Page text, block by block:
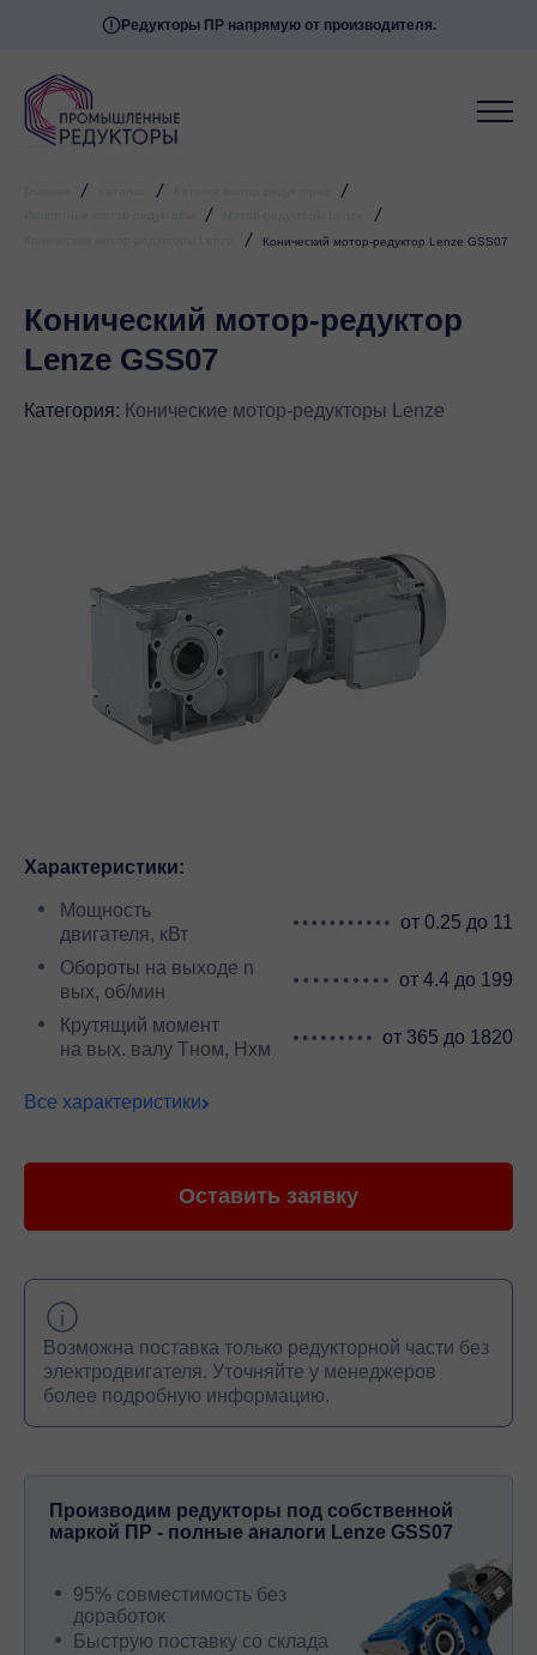
Редукторы ПР напрямую от производителя.
/ / /
/ /
/ Конический мотор-редуктор Lenze GSS07
Конический мотор-редуктор
Lenze GSS07
Категория: Конические мотор-редукторы Lenze
Характеристики:
Мощность
двигателя, кВт
от 0.25 до 11
Обороты на выходе n
вых, об/мин
от 4.4 до 199
Крутящий момент
на вых. валу Тном, Нхм
от 365 до 1820
Все характеристики
Оставить заявку
Возможна поставка только редукторной части без
электродвигателя. Уточняйте у менеджеров
более подробную информацию.
Производим редукторы под собственной
маркой ПР - полные аналоги Lenze GSS07
95% совместимость без
доработок
Быструю поставку со склада